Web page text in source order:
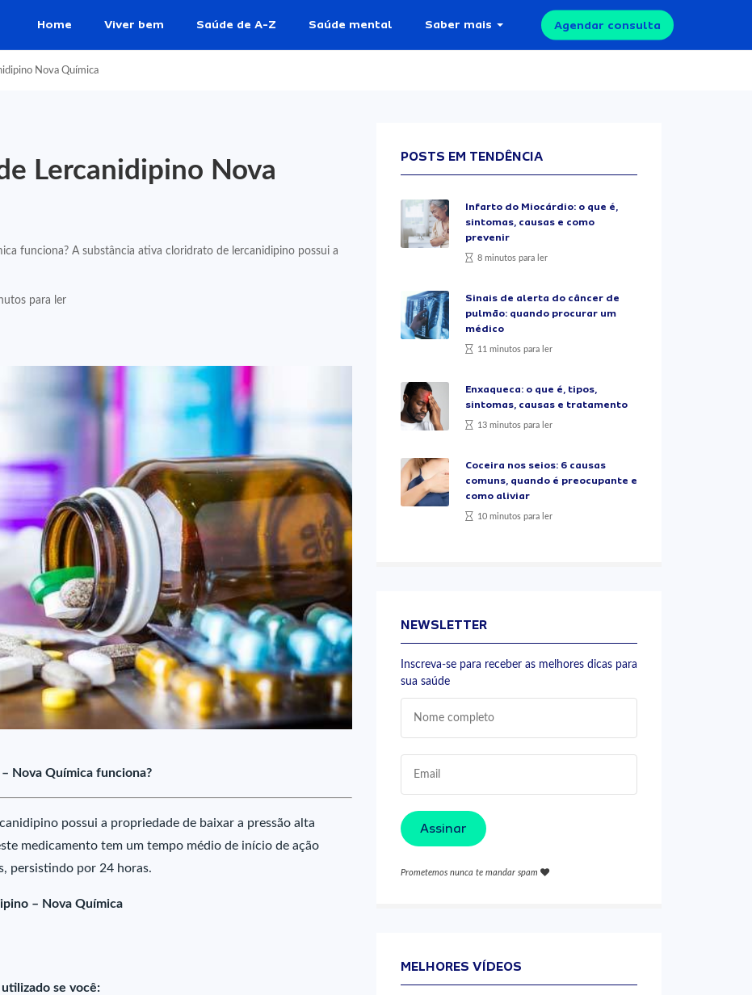
Home Viver bem Saúde de A-Z Saúde mental Saber mais Agendar consulta
Nova Química
Lercanidipino Nova
funciona? A substância ativa cloridrato de lercanidipino possui a
para ler
Nova Química funciona?
possui a propriedade de baixar a pressão alta
medicamento tem um tempo médio de início de ação
persistindo por 24 horas.
– Nova Química
se você:
POSTS EM TENDÊNCIA
Infarto do Miocárdio: o que é,
sintomas, causas e como
prevenir
8 minutos para ler
Sinais de alerta do câncer de
pulmão: quando procurar um
médico
11 minutos para ler
Enxaqueca: o que é, tipos,
sintomas, causas e tratamento
13 minutos para ler
Coceira nos seios: 6 causas
comuns, quando é preocupante e
como aliviar
10 minutos para ler
NEWSLETTER
Inscreva-se para receber as melhores dicas para
sua saúde
Assinar
Prometemos nunca te mandar spam
MELHORES VÍDEOS